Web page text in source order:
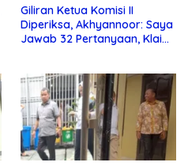
Giliran Ketua Komisi II
Diperiksa, Akhyannoor: Saya
Jawab 32 Pertanyaan, Klaim